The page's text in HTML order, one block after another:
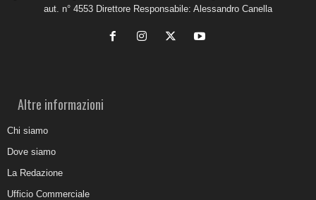
aut. n° 4553 Direttore Responsabile: Alessandro Canella
Altre informazioni
Chi siamo
Dove siamo
La Redazione
Ufficio Commerciale